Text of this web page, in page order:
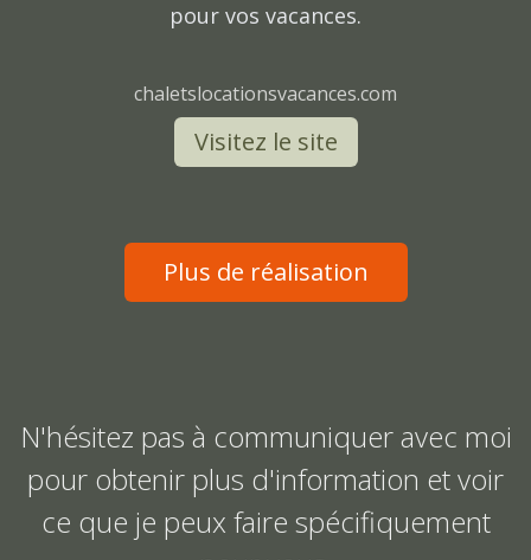
pour vos vacances.
chaletslocationsvacances.com
Visitez le site
Plus de réalisation
N'hésitez pas à communiquer avec moi
pour obtenir plus d'information et voir
ce que je peux faire spécifiquement